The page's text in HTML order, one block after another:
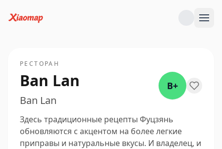
РЕСТОРАН
Ban Lan
Ban Lan
B+
Здесь традиционные рецепты Фуцзянь
обновляются с акцентом на более легкие
приправы и натуральные вкусы. И владелец, и